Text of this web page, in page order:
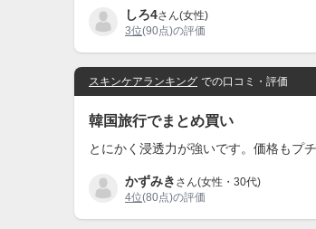
しろ4さん(女性)
3位(90点)の評価
スキンケアランキング での口コミ・評価
韓国旅行でまとめ買い
とにかく浸透力が強いです。価格もプ
かずみき さん(女性・30代)
4位(80点)の評価